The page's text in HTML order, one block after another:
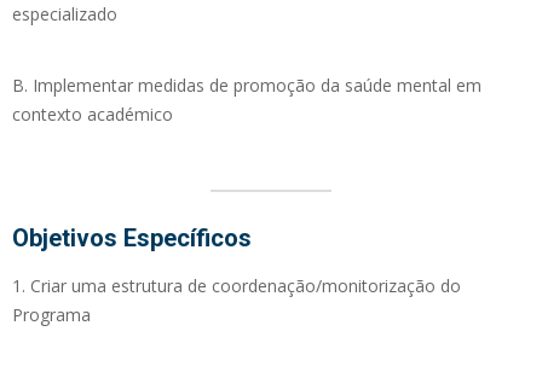
especializado
B. Implementar medidas de promoção da saúde mental em
contexto académico
Objetivos Específicos
1. Criar uma estrutura de coordenação/monitorização do
Programa